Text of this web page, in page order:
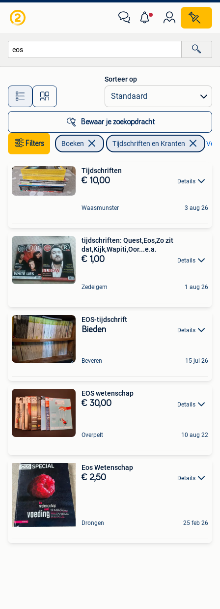
Alle afstanden…
Sorteer op
Bewaar je zoekopdracht
Filters Boeken Tijdschriften en Kranten
Tijdschriften
€ 10,00 Details
Waasmunster 3 aug 26
tijdschriften: Quest,Eos,Zo zit
dat,Kijk,Wapiti,Oor...e.a.
€ 1,00 Details
Zedelgem 1 aug 26
EOS-tijdschrift
Bieden Details
Beveren 15 jul 26
EOS wetenschap
€ 30,00 Details
Overpelt 10 aug 22
Eos Wetenschap
€ 2,50 Details
Drongen 25 feb 26